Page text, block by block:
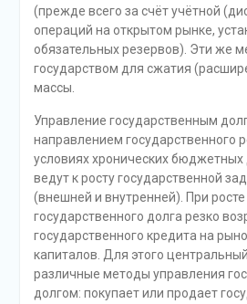
(прежде всего за счёт учётной
операций на открытом рынке,
обязательных резервов). Эти же
государством для сжатия
массы.
Управление государственным
направлением государственного
условиях хронических
ведут к росту государственной
(внешней и внутренней). При росте
государственного долга резко
государственного кредита на
капиталов. Для этого
различные методы управления
долгом: покупает или продает